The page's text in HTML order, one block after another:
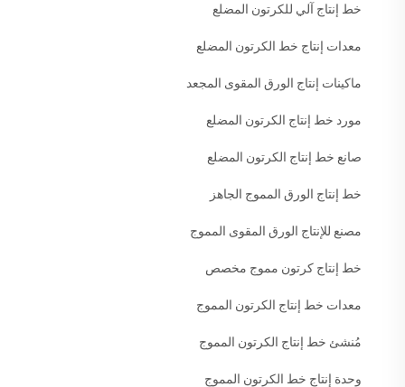
خط إنتاج آلي للكرتون المضلع
معدات إنتاج خط الكرتون المضلع
ماكينات إنتاج الورق المقوى المجعد
مورد خط إنتاج الكرتون المضلع
صانع خط إنتاج الكرتون المضلع
خط إنتاج الورق المموج الجاهز
مصنع للإنتاج الورق المقوى المموج
خط إنتاج كرتون مموج مخصص
معدات خط إنتاج الكرتون المموج
مُنشئ خط إنتاج الكرتون المموج
وحدة إنتاج خط الكرتون المموج